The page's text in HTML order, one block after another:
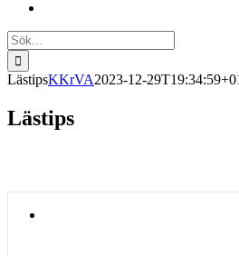
Sök
efter:
LästipsKKrVA2023-12-
Lästips